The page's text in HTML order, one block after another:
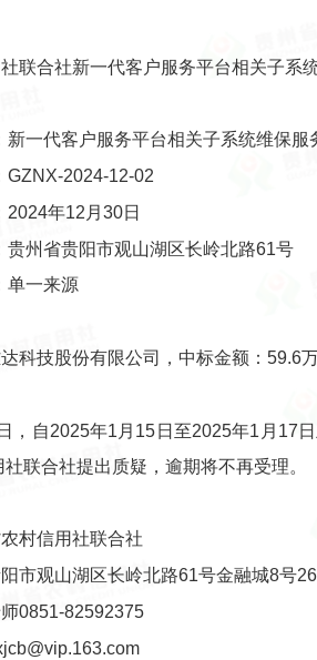
联合社新一代客户服务平台相关子系
新一代客户服务平台相关子系统维保服
GZNX-2024-12-02
2024年12月30日
贵州省贵阳市观山湖区长岭北路61号
单一来源
科技股份有限公司，中标金额：59.6万
，自2025年1月15日至2025年1月17
联合社提出质疑，逾期将不再受理。
村信用社联合社
市观山湖区长岭北路61号金融城8号
0851-82592375